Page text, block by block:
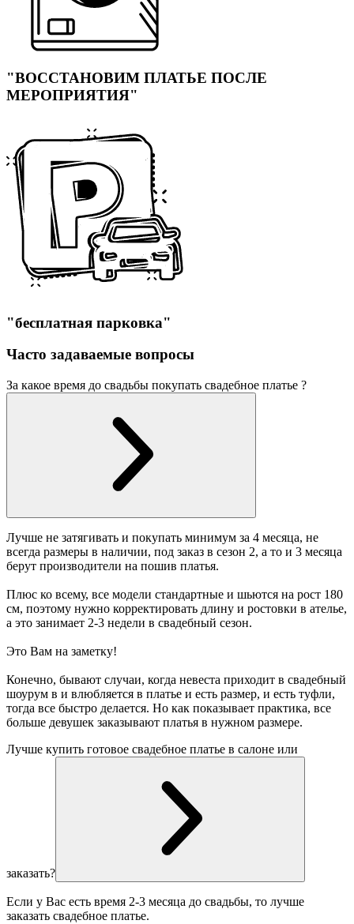
"ВОССТАНОВИМ ПЛАТЬЕ ПОСЛЕ
МЕРОПРИЯТИЯ"
"бесплатная парковка"
Часто задаваемые вопросы
За какое время до свадьбы покупать свадебное платье ?
Лучше не затягивать и покупать минимум за 4 месяца, не
всегда размеры в наличии, под заказ в сезон 2, а то и 3 месяца
берут производители на пошив платья.
Плюс ко всему, все модели стандартные и шьются на рост 180
см, поэтому нужно корректировать длину и ростовки в ателье,
а это занимает 2-3 недели в свадебный сезон.
Это Вам на заметку!
Конечно, бывают случаи, когда невеста приходит в свадебный
шоурум в и влюбляется в платье и есть размер, и есть туфли,
тогда все быстро делается. Но как показывает практика, все
больше девушек заказывают платья в нужном размере.
Лучше купить готовое свадебное платье в салоне или
заказать?
Если у Вас есть время 2-3 месяца до свадьбы, то лучше
заказать свадебное платье.